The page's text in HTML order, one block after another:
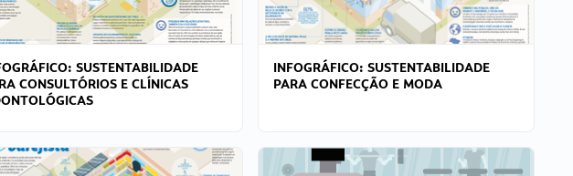
SUSTENTABILIDADE
CONSULTÓRIOS E CLÍNICAS
INFOGRÁFICO: SUSTENTABILIDADE
PARA CONFECÇÃO E MODA